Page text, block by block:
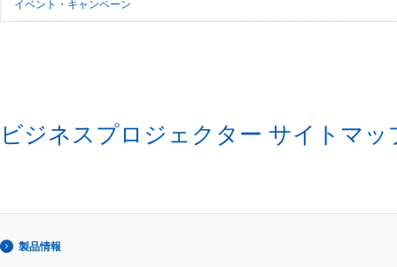
イベント・キャンペーン
ビジネスプロジェクター サイトマッ
製品情報